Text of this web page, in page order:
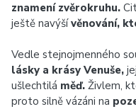
znamení zvěrokruhu.
ještě navýšívěnování,
Vedle stejnojmenného
lásky a krásy Venuše,
ušlechtilá měď. Živlem,
proto silně vázáni na